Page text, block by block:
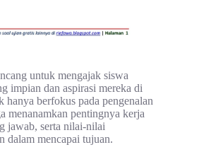
untuk mengajak siswa
impian dan aspirasi mereka di
hanya berfokus pada pengenalan
menanamkan pentingnya kerja
jawab, serta nilai-nilai
dalam mencapai tujuan.